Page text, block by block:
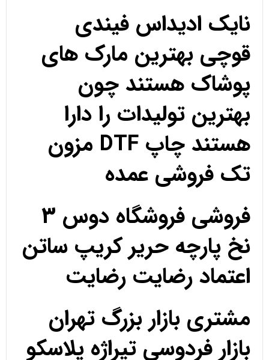
نایک ادیداس فیندی
قوچی بهترین مارک های
پوشاک هستند چون
بهترین تولیدات را دارا
هستند چاپ DTF مزون
تک فروشی عمده
فروشی فروشگاه دوس 3
نخ پارچه حریر کریپ ساتن
اعتماد رضایت رضایت
مشتری بازار بزرگ تهران
بازار فردوسی تیراژه پلاسکو